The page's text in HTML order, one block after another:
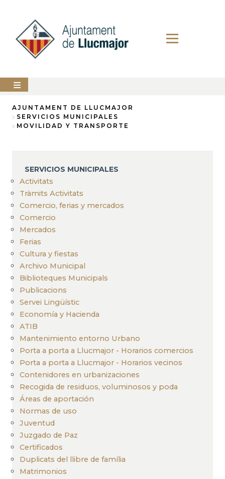
contenido
principal
AYUNTAMIENTO
LLUCMAJOR
PERFIL
DEL
CONTRATANTE
Sobrescribir
ayuda
a
la
navegación
AJUNTAMENT DE LLUCMAJOR
SERVICIOS MUNICIPALES
MOVILIDAD Y TRANSPORTE
SERVICIOS MUNICIPALES
Activitats
Tràmits Activitats
Comercio, ferias y mercados
Comercio
Mercados
Ferias
Cultura y fiestas
Archivo Municipal
Biblioteques Municipals
Publicacions
Servei Lingüístic
Economía y Hacienda
ATIB
Mantenimiento entorno Urbano
Porta a porta a Llucmajor - Horarios comercios
Porta a porta a Llucmajor - Horarios vecinos
Contenidores en urbanizaciones
Recogida de residuos, voluminosos y poda
Áreas de aportación
Normas de uso
Juventud
Juzgado de Paz
Certificados
Duplicats del llibre de família
Matrimonios